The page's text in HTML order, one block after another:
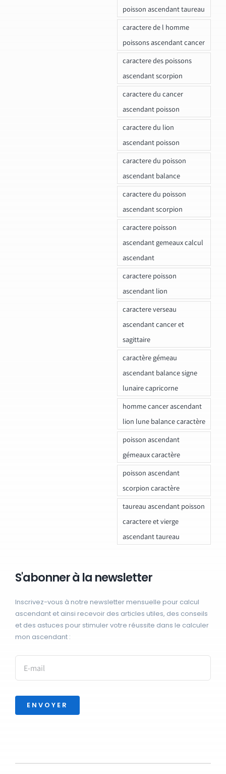
poisson ascendant taureau
caractere de l homme
poissons ascendant cancer
caractere des poissons
ascendant scorpion
caractere du cancer
ascendant poisson
caractere du lion
ascendant poisson
caractere du poisson
ascendant balance
caractere du poisson
ascendant scorpion
caractere poisson
ascendant gemeaux calcul
ascendant
caractere poisson
ascendant lion
caractere verseau
ascendant cancer et
sagittaire
caractère gémeau
ascendant balance signe
lunaire capricorne
homme cancer ascendant
lion lune balance caractère
poisson ascendant
gémeaux caractère
poisson ascendant
scorpion caractère
taureau ascendant poisson
caractere et vierge
ascendant taureau
S'abonner à la newsletter
Inscrivez-vous à notre newsletter mensuelle pour calcul
ascendant et ainsi recevoir des articles utiles, des conseils
et des astuces pour stimuler votre réussite dans le calculer
mon ascendant :
ENVOYER